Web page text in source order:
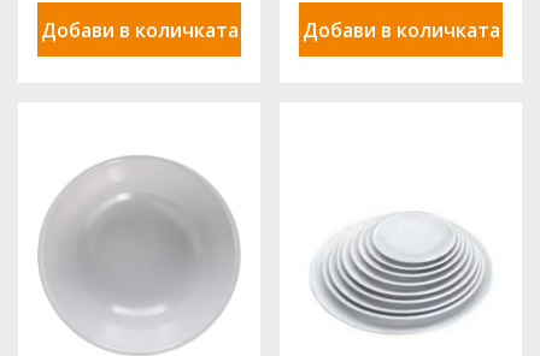
Добави в количката Добави в количката